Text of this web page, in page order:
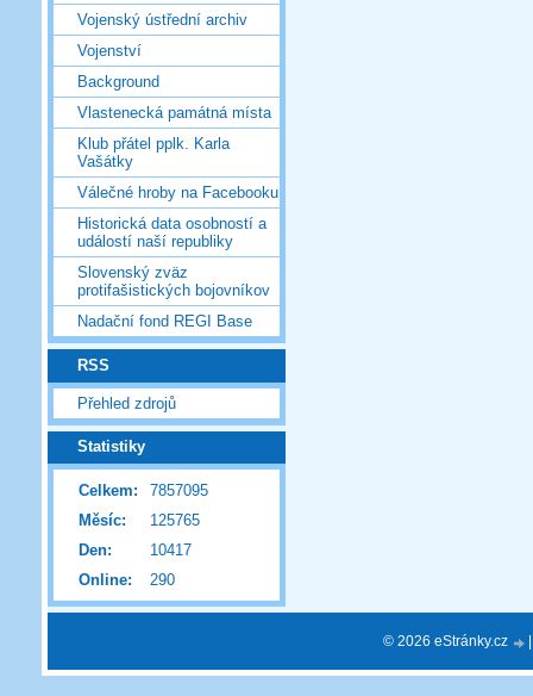
Vojenský ústřední archiv
Vojenství
Background
Vlastenecká památná místa
Klub přátel pplk. Karla
Vašátky
Válečné hroby na Facebooku
Historická data osobností a
událostí naší republiky
Slovenský zväz
protifašistických bojovníkov
Nadační fond REGI Base
RSS
Přehled zdrojů
Statistiky
Online: 290
Celkem:
7857095
Měsíc:
125765
Den:
10417
© 2026 eStránky.cz